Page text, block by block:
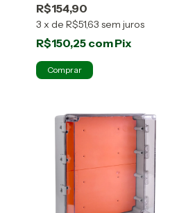
R$154,90
3 x de R$51,63 sem juros
R$150,25 comPix